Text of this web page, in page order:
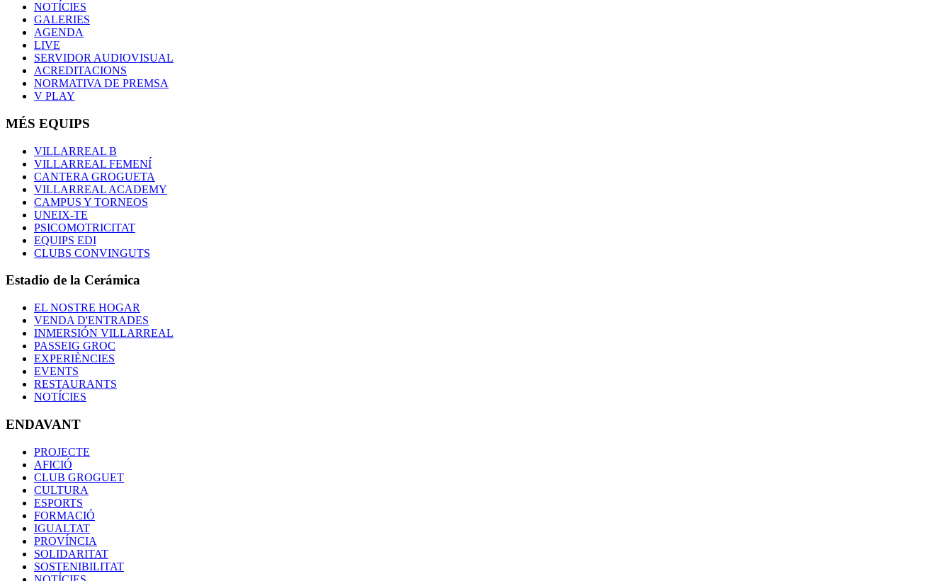
NOTÍCIES
GALERIES
AGENDA
LIVE
SERVIDOR AUDIOVISUAL
ACREDITACIONS
NORMATIVA DE PREMSA
V PLAY
MÉS EQUIPS
VILLARREAL B
VILLARREAL FEMENÍ
CANTERA GROGUETA
VILLARREAL ACADEMY
CAMPUS Y TORNEOS
UNEIX-TE
PSICOMOTRICITAT
EQUIPS EDI
CLUBS CONVINGUTS
Estadio de la Cerámica
EL NOSTRE HOGAR
VENDA D'ENTRADES
INMERSIÓN VILLARREAL
PASSEIG GROC
EXPERIÈNCIES
EVENTS
RESTAURANTS
NOTÍCIES
ENDAVANT
PROJECTE
AFICIÓ
CLUB GROGUET
CULTURA
ESPORTS
FORMACIÓ
IGUALTAT
PROVÍNCIA
SOLIDARITAT
SOSTENIBILITAT